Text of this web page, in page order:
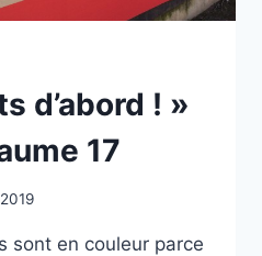
d’abord ! »
17
sont en couleur parce